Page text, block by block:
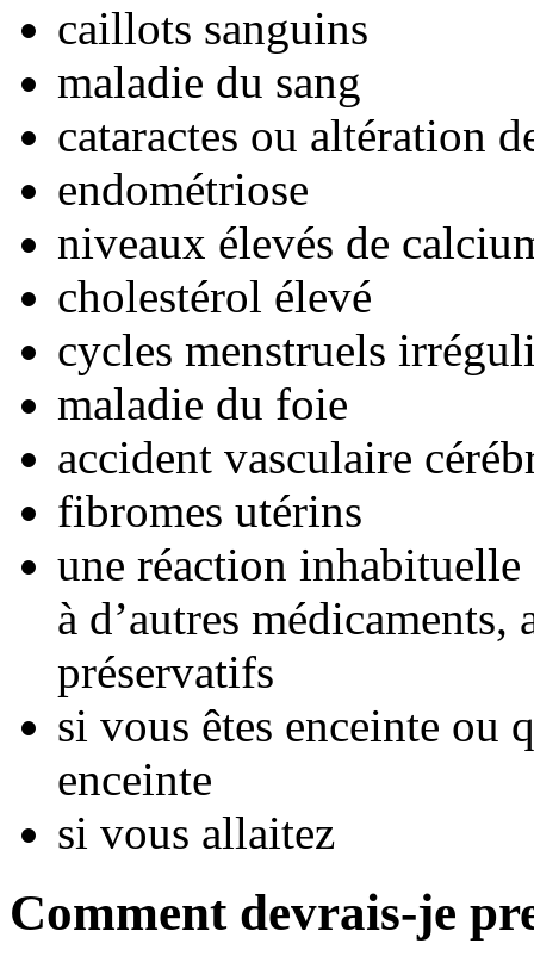
caillots sanguins
maladie du sang
cataractes ou altération
endométriose
niveaux élevés de
cholestérol élevé
cycles menstruels
maladie du foie
accident vasculaire
fibromes utérins
une réaction
à d’autres
préservatifs
si vous êtes enceinte ou
enceinte
si vous allaitez
Comment devrais-je